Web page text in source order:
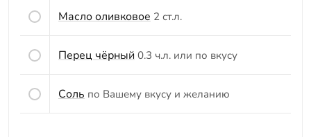
Масло оливковое 2 ст.л.
Перец чёрный 0.3 ч.л. или по вкусу
Соль по Вашему вкусу и желанию